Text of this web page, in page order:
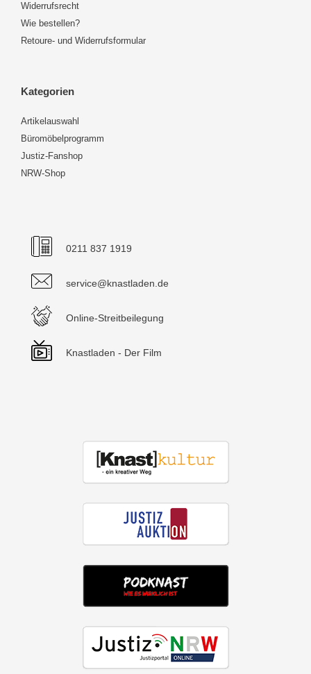
Widerrufsrecht
Wie bestellen?
Retoure- und Widerrufsformular
Kategorien
Artikelauswahl
Büromöbelprogramm
Justiz-Fanshop
NRW-Shop
0211 837 1919
service@knastladen.de
Online-Streitbeilegung
Knastladen - Der Film